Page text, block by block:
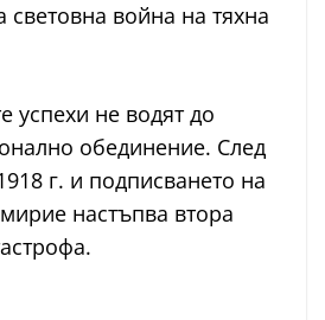
световна война на тяхна
успехи не водят до
обединение. След
г. и подписването на
настъпва втора